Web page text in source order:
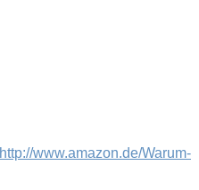
http://www.amazon.de/Warum-